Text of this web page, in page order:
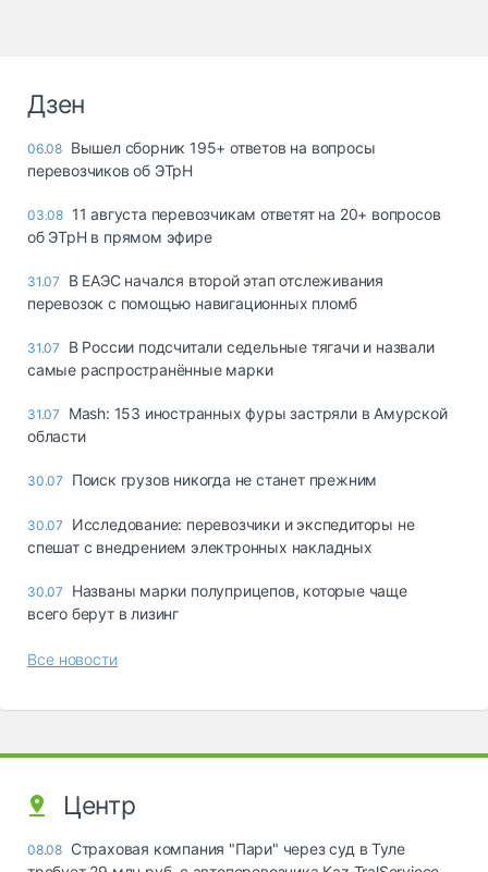
Дзен
06.08 Вышел сборник 195+ ответов на вопросы
перевозчиков об ЭТрН
03.08 11 августа перевозчикам ответят на 20+ вопросов
об ЭТрН в прямом эфире
31.07
В ЕАЭС начался второй этап отслеживания
перевозок с помощью навигационных пломб
31.07
В России подсчитали седельные тягачи и назвали
самые распространённые марки
31.07
Mash: 153 иностранных фуры застряли в Амурской
области
30.07 Поиск грузов никогда не станет прежним
30.07
Исследование: перевозчики и экспедиторы не
спешат с внедрением электронных накладных
30.07
Названы марки полуприцепов, которые чаще
всего берут в лизинг
Все новости
Центр
08.08 Страховая компания "Пари" через суд в Туле